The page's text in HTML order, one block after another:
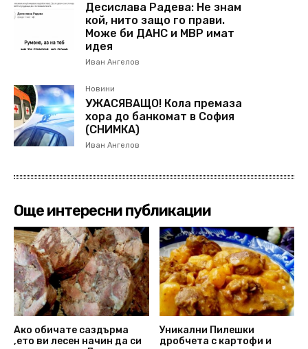
Десислава Радева: Не знам
кой, нито защо го прави.
Може би ДАНС и МВР имат
идея
Иван Ангелов
Новини
УЖАСЯВАЩО! Кола премаза
хора до банкомат в София
(СНИМКА)
Иван Ангелов
Още интересни публикации
Ако обичате саздърма
,ето ви лесен начин да си
Уникални Пилешки
дробчета с картофи и